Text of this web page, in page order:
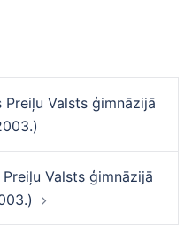
Valsts ģimnāzijā
Valsts ģimnāzijā